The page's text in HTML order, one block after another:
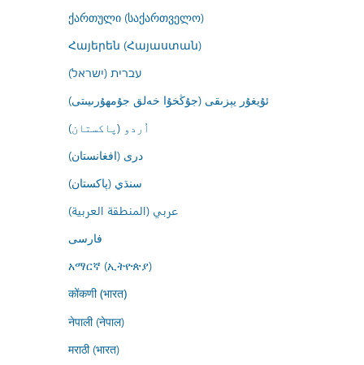
ქართული (საქართველო)
Հայերեն (Հայաստան)
עברית (ישראל)
ئۇيغۇر يېزىقى (جۇڭخۇا خەلق جۇمھۇرىيىتى)
اُردو (پاکستان)
درى (افغانستان)
سنڌي (پاکستان)
عربي (المنطقة العربية)
فارسى
አማርኛ (ኢትዮጵያ)
कोंकणी (भारत)
नेपाली (नेपाल)
मराठी (भारत)